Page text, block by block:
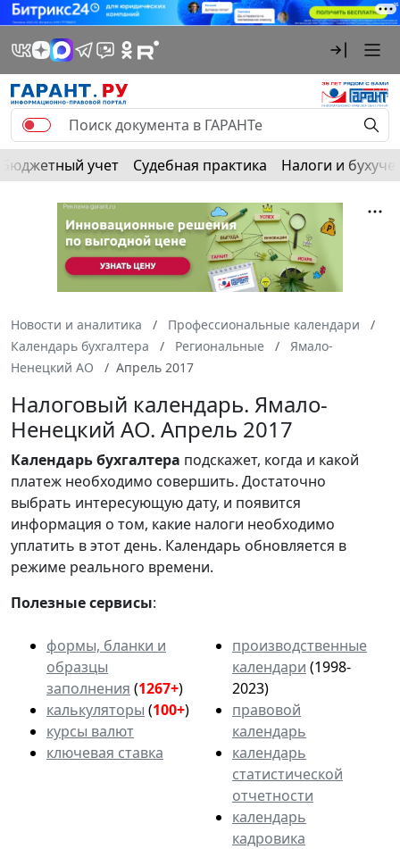
Бюджетный учет Судебная практика Налоги и
Новости и аналитика
Профессиональные календари
Календарь бухгалтера
Региональные
Ямало-
Ненецкий АО
Апрель 2017
Налоговый календарь. Ямало-
Ненецкий АО. Апрель 2017
Календарьбухгалтера подскажет, когда и какой
платеж необходимо совершить. Достаточно
выбрать интересующую дату, и появится
информация о том, какие налоги необходимо
уплатить в этот день. Календарь обновляется в
режиме реального времени.
Полезные сервисы:
формы, бланки и
образцы
заполнения (1267+)
калькуляторы (100+)
курсы валют
ключевая ставка
производственные
календари (1998-
2023)
правовой
календарь
календарь
статистической
отчетности
календарь
кадровика